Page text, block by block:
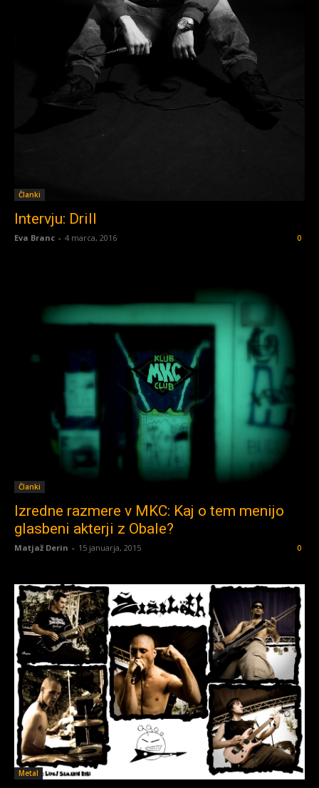
Članki
Intervju: Drill
Eva Branc - 4 marca, 2016 0
Članki
Izredne razmere v MKC: Kaj o tem menijo
glasbeni akterji z Obale?
Matjaž Derin - 15 januarja, 2015 0
Metal